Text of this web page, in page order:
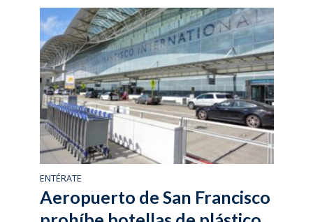
ENTÉRATE
Aeropuerto de San Francisco